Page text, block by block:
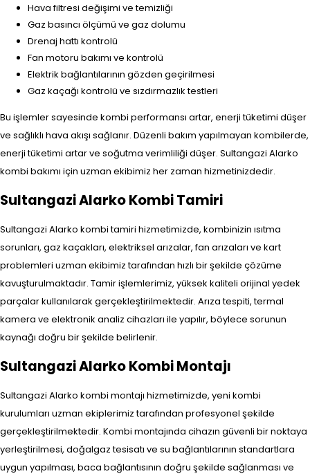
Hava filtresi değişimi ve temizliği
Gaz basıncı ölçümü ve gaz dolumu
Drenaj hattı kontrolü
Fan motoru bakımı ve kontrolü
Elektrik bağlantılarının gözden geçirilmesi
Gaz kaçağı kontrolü ve sızdırmazlık testleri
Bu işlemler sayesinde kombi performansı artar, enerji tüketimi düşer
ve sağlıklı hava akışı sağlanır. Düzenli bakım yapılmayan kombilerde,
enerji tüketimi artar ve soğutma verimliliği düşer. Sultangazi Alarko
kombi bakımı için uzman ekibimiz her zaman hizmetinizdedir.
Sultangazi Alarko Kombi Tamiri
Sultangazi Alarko kombi tamiri hizmetimizde, kombinizin ısıtma
sorunları, gaz kaçakları, elektriksel arızalar, fan arızaları ve kart
problemleri uzman ekibimiz tarafından hızlı bir şekilde çözüme
kavuşturulmaktadır. Tamir işlemlerimiz, yüksek kaliteli orijinal yedek
parçalar kullanılarak gerçekleştirilmektedir. Arıza tespiti, termal
kamera ve elektronik analiz cihazları ile yapılır, böylece sorunun
kaynağı doğru bir şekilde belirlenir.
Sultangazi Alarko Kombi Montajı
Sultangazi Alarko kombi montajı hizmetimizde, yeni kombi
kurulumları uzman ekiplerimiz tarafından profesyonel şekilde
gerçekleştirilmektedir. Kombi montajında cihazın güvenli bir noktaya
yerleştirilmesi, doğalgaz tesisatı ve su bağlantılarının standartlara
uygun yapılması, baca bağlantısının doğru şekilde sağlanması ve